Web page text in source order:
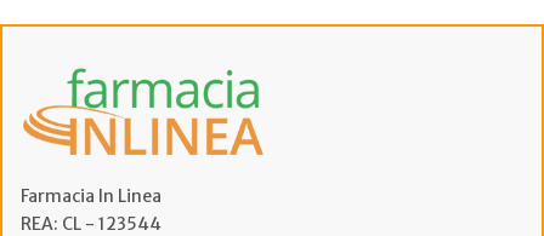
Farmacia In Linea
REA: CL - 123544